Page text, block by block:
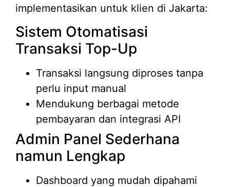
implementasikan untuk klien di Jakarta:
Sistem Otomatisasi
Transaksi Top-Up
Transaksi langsung diproses tanpa
perlu input manual
Mendukung berbagai metode
pembayaran dan integrasi API
Admin Panel Sederhana
namun Lengkap
Dashboard yang mudah dipahami